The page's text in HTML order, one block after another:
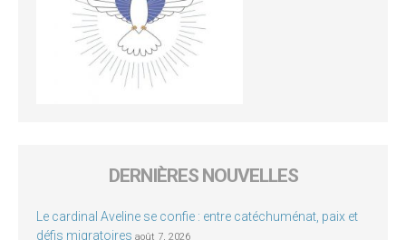
DERNIÈRES NOUVELLES
Le cardinal Aveline se confie : entre catéchuménat, paix et
défis migratoires août 7, 2026